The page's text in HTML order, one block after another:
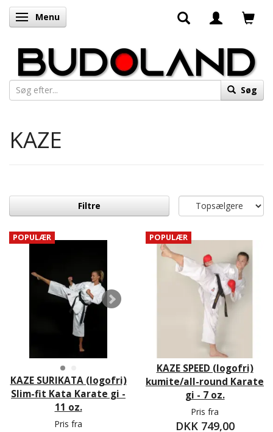
Skifte navigation
Menu
Søg
KAZE
Filtre
POPULÆR
KAZE SURIKATA (logofri)
Slim-fit Kata Karate gi -
11 oz.
Pris fra
POPULÆR
KAZE SPEED (logofri)
kumite/all-round Karate
gi - 7 oz.
Pris fra
DKK 749,00